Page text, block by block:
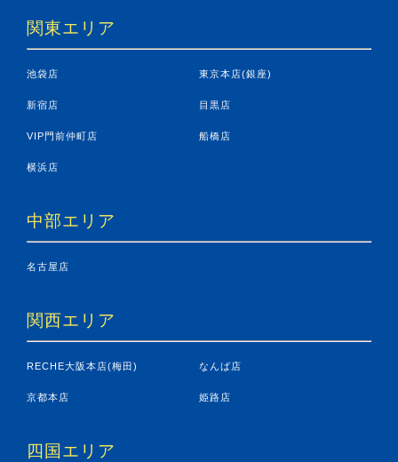
関東エリア
池袋店 東京本店(銀座)
新宿店 目黒店
VIP門前仲町店 船橋店
横浜店
中部エリア
名古屋店
関西エリア
RECHE大阪本店(梅田) なんば店
京都本店 姫路店
四国エリア